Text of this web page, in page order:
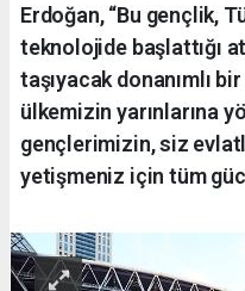
Erdoğan, “Bu gençlik,
teknolojide başlattığı
taşıyacak donanımlı
ülkemizin yarınlarına
gençlerimizin, siz
yetişmeniz için tüm